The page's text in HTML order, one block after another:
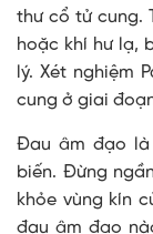
thư cổ tử cung.
hoặc khí hư lạ,
lý. Xét nghiệm
cung ở giai
Đau âm đạo là
biến. Đừng
khỏe vùng kín
đau âm đạo